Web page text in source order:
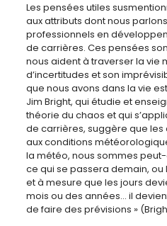
Les pensées utiles
aux attributs dont nous
professionnels en
de carrières. Ces pensées
nous aident à traverser la vie
d’incertitudes et son
que nous avons dans la vie
Jim Bright, qui étudie et
théorie du chaos et qui
de carrières, suggère que
aux conditions
la météo, nous sommes
ce qui se passera demain, ou
et à mesure que les jours
mois ou des années… il
de faire des prévisions »